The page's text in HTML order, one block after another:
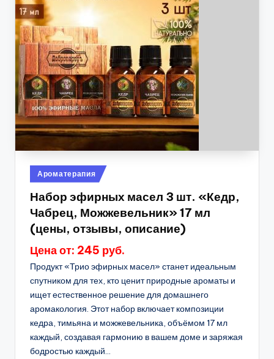
Опубликовано
в
Ароматерапия
Набор эфирных масел 3 шт. «Кедр,
Чабрец, Можжевельник» 17 мл
(цены, отзывы, описание)
Цена от: 245 руб.
Продукт «Трио эфирных масел» станет идеальным
спутником для тех, кто ценит природные ароматы и
ищет естественное решение для домашнего
аромакология. Этот набор включает композиции
кедра, тимьяна и можжевельника, объёмом 17 мл
каждый, создавая гармонию в вашем доме и заряжая
бодростью каждый...